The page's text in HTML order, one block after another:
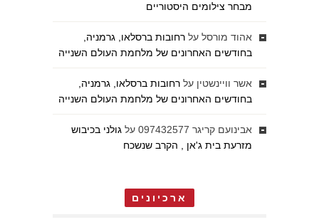
מבחר צילומים היסטוריים
אהוד מורסל על רחובות ברסלאו, גרמניה,
בחודשים האחרונים של מלחמת העולם השנייה
אשר וויינשטין על רחובות ברסלאו, גרמניה,
בחודשים האחרונים של מלחמת העולם השנייה
אבינועם קריגר 097432577 על גולני בכיבוש
מזרעת בית ג'אן , הקרב שנשכח
ארכיונים